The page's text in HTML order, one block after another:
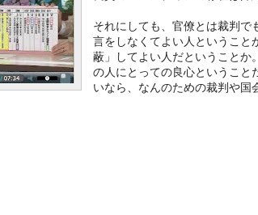
それにしても、官僚とは裁判で
言をしなくてよい人ということ
蔽」してよい人だということか
の人にとっての良心ということ
いなら、なんのための裁判や国